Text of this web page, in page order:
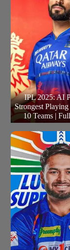
ऑफ
IPL 2025: AI
Strongest
10 Teams |